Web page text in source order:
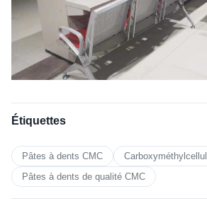
Étiquettes
Pâtes à dents CMC
Pâtes à dents de qualité CMC